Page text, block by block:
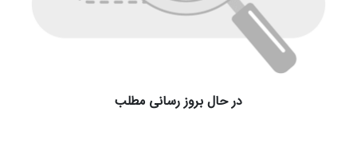
در حال بروز رسانی مطلب